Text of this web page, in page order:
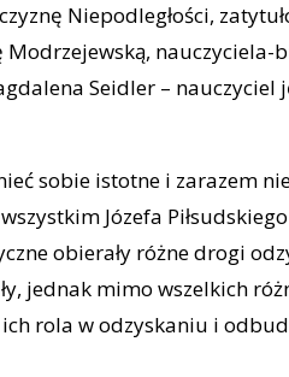
Niepodległości,
nauczyciela-
Seidler –
sobie istotne i zarazem
Józefa
obierały różne drogi
jednak mimo wszelkich
rola w odzyskaniu i